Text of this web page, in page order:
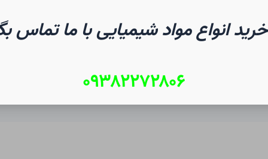
انواع مواد شیمیایی با ما تماس
۰۹۳۸۲۲۷۲۸۰۶